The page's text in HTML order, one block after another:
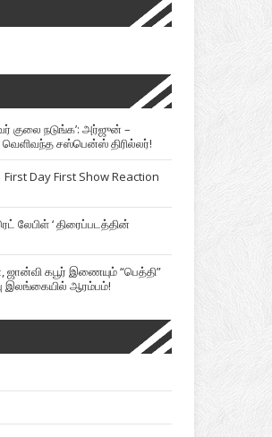
குலை நடுங்க’: அர்ஜுன் –
சஸ்பென்ஸ் திரில்லர்!
Day First Show Reaction
லேபிள் ‘ திரைப்படத்தின்
கபூர் இணையும் “பெத்தி”
இலங்கையில் ஆரம்பம்!